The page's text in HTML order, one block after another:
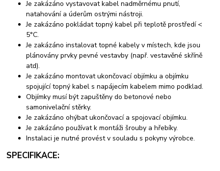
Je zakázáno vystavovat kabel nadměrnému pnutí,
natahování a úderům ostrými nástroji.
Je zakázáno pokládat topný kabel při teplotě prostředí <
5°C.
Je zakázáno instalovat topné kabely v místech, kde jsou
plánovány prvky pevné vestavby (např. vestavěné skříně
atd).
Je zakázáno montovat ukončovací objímku a objímku
spojující topný kabel s napájecím kabelem mimo podklad.
Objímky musí být zapuštěny do betonové nebo
samonivelační stěrky.
Je zakázáno ohýbat ukončovací a spojovací objímku.
Je zakázáno používat k montáži šrouby a hřebíky.
Instalaci je nutné provést v souladu s pokyny výrobce.
SPECIFIKACE: